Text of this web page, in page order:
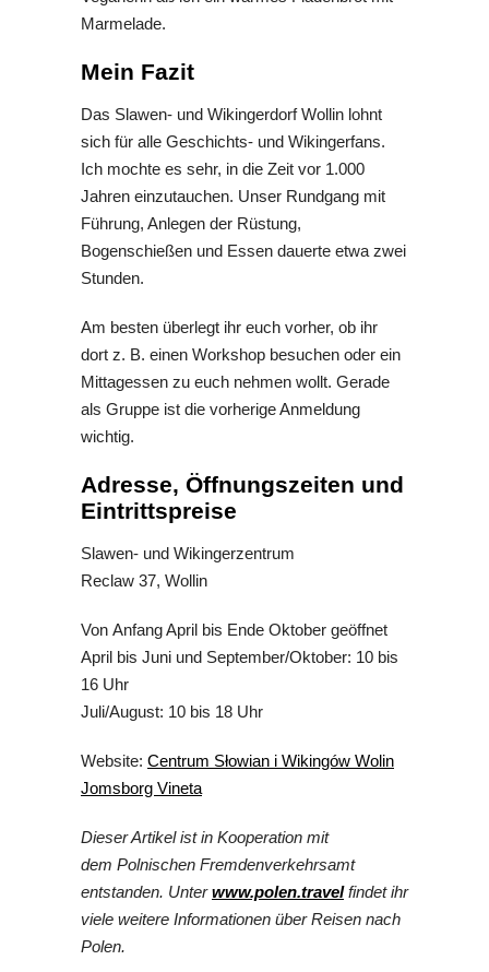
Marmelade.
Mein Fazit
Das Slawen- und Wikingerdorf Wollin lohnt
sich für alle Geschichts- und Wikingerfans.
Ich mochte es sehr, in die Zeit vor 1.000
Jahren einzutauchen. Unser Rundgang mit
Führung, Anlegen der Rüstung,
Bogenschießen und Essen dauerte etwa zwei
Stunden.
Am besten überlegt ihr euch vorher, ob ihr
dort z. B. einen Workshop besuchen oder ein
Mittagessen zu euch nehmen wollt. Gerade
als Gruppe ist die vorherige Anmeldung
wichtig.
Adresse, Öffnungszeiten und
Eintrittspreise
Slawen- und Wikingerzentrum
Reclaw 37, Wollin
Von Anfang April bis Ende Oktober geöffnet
April bis Juni und September/Oktober: 10 bis
16 Uhr
Juli/August: 10 bis 18 Uhr
Website: Centrum Słowian i Wikingów Wolin
Jomsborg Vineta
Dieser Artikel ist in Kooperation mit
dem Polnischen Fremdenverkehrsamt
entstanden. Unterwww.polen.travelfindet ihr
viele weitere Informationen über Reisen nach
Polen.